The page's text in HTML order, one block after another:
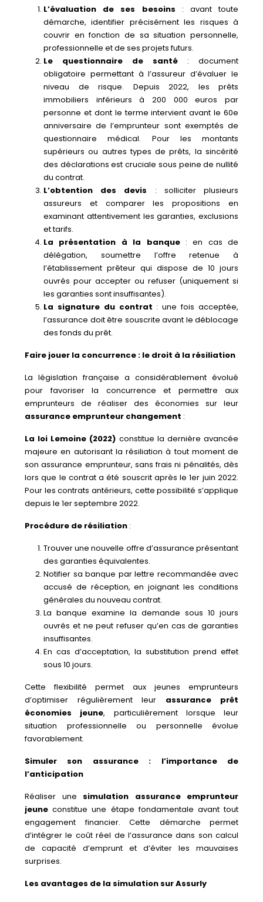
L’évaluation de ses besoins : avant toute
démarche, identifier précisément les risques à
couvrir en fonction de sa situation personnelle,
professionnelle et de ses projets futurs.
Le questionnaire de santé : document
obligatoire permettant à l’assureur d’évaluer le
niveau de risque. Depuis 2022, les prêts
immobiliers inférieurs à 200 000 euros par
personne et dont le terme intervient avant le 60e
anniversaire de l’emprunteur sont exemptés de
questionnaire médical. Pour les montants
supérieurs ou autres types de prêts, la sincérité
des déclarations est cruciale sous peine de nullité
du contrat.
L’obtention des devis : solliciter plusieurs
assureurs et comparer les propositions en
examinant attentivement les garanties, exclusions
et tarifs.
La présentation à la banque: en cas de
délégation, soumettre l’offre retenue à
l’établissement prêteur qui dispose de 10 jours
ouvrés pour accepter ou refuser (uniquement si
les garanties sont insuffisantes).
La signature du contrat : une fois acceptée,
l’assurance doit être souscrite avant le déblocage
des fonds du prêt.
Faire jouer la concurrence : le droit à la résiliation
La législation française a considérablement évolué
pour favoriser la concurrence et permettre aux
emprunteurs de réaliser des économies sur leur
assurance emprunteur changement :
La loi Lemoine (2022) constitue la dernière avancée
majeure en autorisant la résiliation à tout moment de
son assurance emprunteur, sans frais ni pénalités, dès
lors que le contrat a été souscrit après le 1er juin 2022.
Pour les contrats antérieurs, cette possibilité s’applique
depuis le 1er septembre 2022.
Procédure de résiliation :
Trouver une nouvelle offre d’assurance présentant
des garanties équivalentes.
Notifier sa banque par lettre recommandée avec
accusé de réception, en joignant les conditions
générales du nouveau contrat.
La banque examine la demande sous 10 jours
ouvrés et ne peut refuser qu’en cas de garanties
insuffisantes.
En cas d’acceptation, la substitution prend effet
sous 10 jours.
Cette flexibilité permet aux jeunes emprunteurs
d’optimiser régulièrement leur assurance prêt
économies jeune, particulièrement lorsque leur
situation professionnelle ou personnelle évolue
favorablement.
Simuler son assurance : l’importance de
l’anticipation
Réaliser une simulation assurance emprunteur
jeune constitue une étape fondamentale avant tout
engagement financier. Cette démarche permet
d’intégrer le coût réel de l’assurance dans son calcul
de capacité d’emprunt et d’éviter les mauvaises
surprises.
Les avantages de la simulation sur Assurly